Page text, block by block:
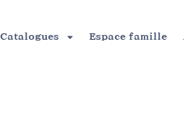
Catalogues Espace famille